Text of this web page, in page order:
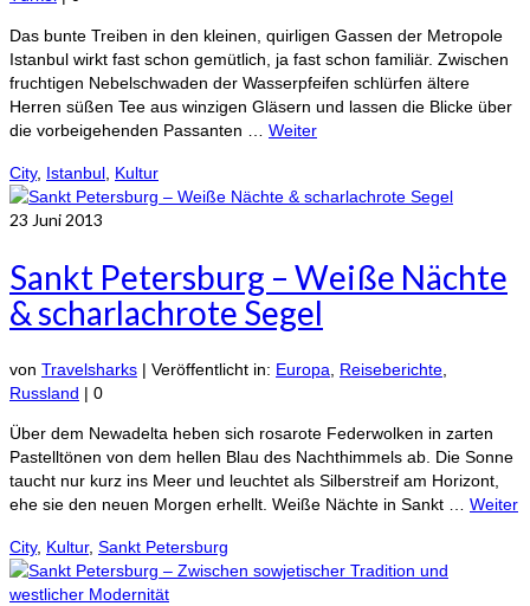
Das bunte Treiben in den kleinen, quirligen Gassen der Metropole
Istanbul wirkt fast schon gemütlich, ja fast schon familiär. Zwischen
fruchtigen Nebelschwaden der Wasserpfeifen schlürfen ältere
Herren süßen Tee aus winzigen Gläsern und lassen die Blicke über
die vorbeigehenden Passanten … Weiter
City, Istanbul Kultur
23 Juni 2013
Sankt Petersburg – Weiße Nächte
& scharlachrote Segel
von Travelsharks | Veröffentlicht in: Europa, Reiseberichte,
Russland | 0
Über dem Newadelta heben sich rosarote Federwolken in zarten
Pastelltönen von dem hellen Blau des Nachthimmels ab. Die Sonne
taucht nur kurz ins Meer und leuchtet als Silberstreif am Horizont,
ehe sie den neuen Morgen erhellt. Weiße Nächte in Sankt … Weiter
City, Kultur, Sankt Petersburg